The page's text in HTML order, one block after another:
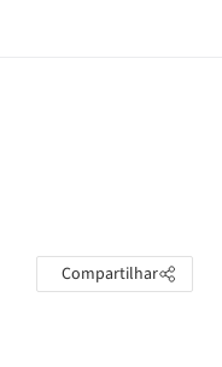
Compartilhar